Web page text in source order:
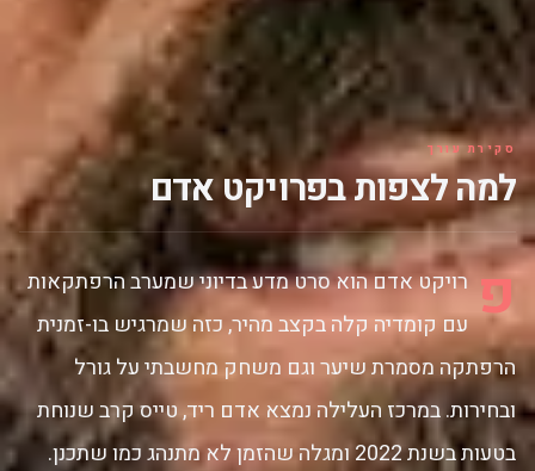
סקירת עורך
למה לצפות בפרויקט אדם
פ רויקט אדם הוא סרט מדע בדיוני שמערב הרפתקאות
עם קומדיה קלה בקצב מהיר, כזה שמרגיש בו-זמנית
הרפתקה מסמרת שיער וגם משחק מחשבתי על גורל
ובחירות. במרכז העלילה נמצא אדם ריד, טייס קרב שנוחת
בטעות בשנת 2022 ומגלה שהזמן לא מתנהג כמו שתכנן.